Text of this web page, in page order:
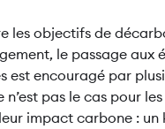
les objectifs de
le passage aux
est encouragé par
n’est pas le cas pour
impact carbone : un